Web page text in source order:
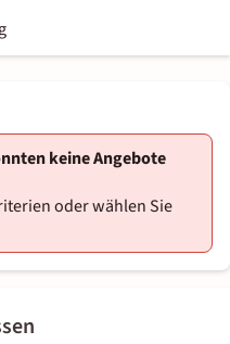
keine Angebote
oder wählen Sie